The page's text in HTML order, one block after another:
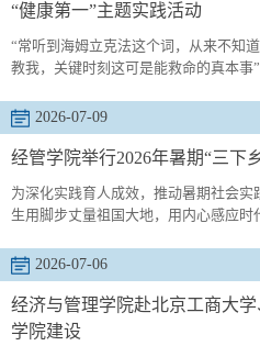
“健康第一”主题实践活动
“常听到海姆立克法这个词，从来不知
教我，关键时刻这可是能救命的真本事
的阳光里传来阵阵赞许和欢笑，一抹亮
这正是青岛科技大学经管学院联合山
（下称省职防院）开展的大学生暑期“
2026-07-09
经管学院举行2026年暑期“三下
为深化实践育人成效，推动暑期社会
生用脚步丈量祖国大地，用内心感应
部、各实践团队负责人及学生代表参加
征动员，传达了学校关于开展2026年
了学院2026年暑期“三下乡”社会实践
有序开展...
2026-07-06
经济与管理学院赴北京工商大
学院建设